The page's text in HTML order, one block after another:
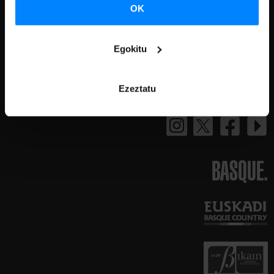
OK
Egokitu
Ezeztatu
HAUTESPEN PROZESUAK
BASQUE.